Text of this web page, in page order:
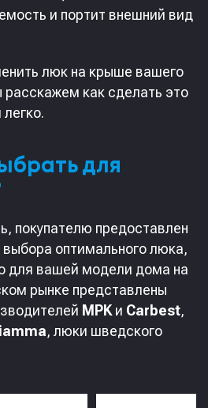
и портит внешний вид
люк на крыше вашего
как сделать это
для
покупателю предоставлен
оптимального люка,
для вашей модели дома на
рынке представлены
MPK и Carbest,
, люки шведского